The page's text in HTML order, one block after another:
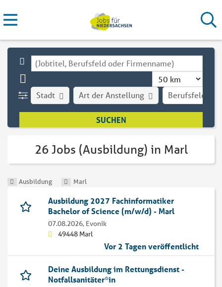
Stadt Art der Anstellung Berufsfeld
26 Jobs (Ausbildung) in Marl
Ausbildung Marl
Ausbildung 2027 Fachinformatiker
Bachelor of Science (m/w/d) - Marl
07.08.2026, Evonik
49448 Marl
Vor 2 Tagen veröffentlicht
Deine Ausbildung im Rettungsdienst -
Notfallsanitäter*in